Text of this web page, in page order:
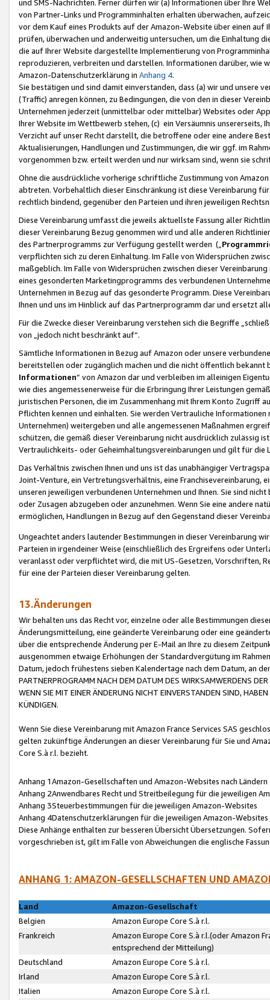
und SMS-Nachrichten. Ferner dürfen wir (a) Informationen über Ihre
von Partner-Links und Programminhalten erhalten überwachen,
vor dem Kauf eines Produkts auf der Amazon-Website über einen
prüfen, überwachen und anderweitig untersuchen, um die Einhaltung
die auf Ihrer Website dargestellte Implementierung von
reproduzieren, verbreiten und darstellen. Informationen darüber, wie
Amazon-Datenschutzerklärung in Anhang 4.
Sie bestätigen und sind damit einverstanden, dass (a) wir und
(Traffic) anregen können, zu Bedingungen, die von den in dieser
Unternehmen jederzeit (unmittelbar oder mittelbar) Websites oder
Ihrer Website im Wettbewerb stehen, (c) ein Versäumnis unsererseits,
Verzicht auf unser Recht darstellt, die betroffene oder eine andere
Aktualisierungen, Handlungen und Zustimmungen, die wir ggf. im
vorgenommen bzw. erteilt werden und nur wirksam sind, wenn sie
Ohne die ausdrückliche vorherige schriftliche Zustimmung von
abtreten. Vorbehaltlich dieser Einschränkung ist diese Vereinbarung
rechtlich bindend, gegenüber den Parteien und ihren jeweiligen
Diese Vereinbarung umfasst die jeweils aktuellste Fassung aller
dieser Vereinbarung Bezug genommen wird und alle anderen
des Partnerprogramms zur Verfügung gestellt werden („
verpflichten sich zu deren Einhaltung. Im Falle von Widersprüchen
maßgeblich. Im Falle von Widersprüchen zwischen dieser
eines gesonderten Marketingprogramms des verbundenen
Unternehmen in Bezug auf das gesonderte Programm. Diese
Ihnen und uns im Hinblick auf das Partnerprogramm dar und ersetzt
Für die Zwecke dieser Vereinbarung verstehen sich die Begriffe
von „jedoch nicht beschränkt auf“.
Sämtliche Informationen in Bezug auf Amazon oder unsere
bereitstellen oder zugänglich machen und die nicht öffentlich
Informationen“ von Amazon dar und verbleiben im alleinigen
wie dies angemessenerweise für die Erbringung Ihrer Leistungen
juristischen Personen, die im Zusammenhang mit Ihrem Konto
Pflichten kennen und einhalten. Sie werden Vertrauliche
Unternehmen) weitergeben und alle angemessenen Maßnahmen
schützen, die gemäß dieser Vereinbarung nicht ausdrücklich zulässig
Vertraulichkeits- oder Geheimhaltungsvereinbarungen und gilt für die
Das Verhältnis zwischen Ihnen und uns ist das unabhängiger
Joint-Venture, ein Vertretungsverhältnis, eine Franchisevereinbarung,
unseren jeweiligen verbundenen Unternehmen und Ihnen. Sie sind
oder Zusagen abzugeben oder anzunehmen. Wenn Sie eine andere
ermöglichen, Handlungen in Bezug auf den Gegenstand dieser
Ungeachtet anders lautender Bestimmungen in dieser Vereinbarung
Parteien in irgendeiner Weise (einschließlich des Ergreifens oder
veranlasst oder verpflichtet wird, die mit US-Gesetzen, Vorschriften,
für eine der Parteien dieser Vereinbarung gelten.
13.Änderungen
Wir behalten uns das Recht vor, einzelne oder alle Bestimmungen
Änderungsmitteilung, eine geänderte Vereinbarung oder eine
über die entsprechende Änderung per E-Mail an Ihre zu diesem
ausgenommen etwaige Erhöhungen der Standardvergütung im
Datum, jedoch frühestens sieben Kalendertage nach dem Datum, an
PARTNERPROGRAMM NACH DEM DATUM DES WIRKSAMWERDENS
WENN SIE MIT EINER ÄNDERUNG NICHT EINVERSTANDEN SIND,
KÜNDIGEN.
Wenn Sie diese Vereinbarung mit Amazon France Services SAS
gelten zukünftige Änderungen an dieser Vereinbarung für Sie und
Core S.à r.l. bezieht.
Anhang 1Amazon-Gesellschaften und Amazon-Websites nach Ländern
Anhang 2Anwendbares Recht und Streitbeilegung für die jeweiligen
Anhang 3Steuerbestimmungen für die jeweiligen Amazon-Websites
Anhang 4Datenschutzerklärungen für die jeweiligen Amazon-Websites
Diese Anhänge enthalten zur besseren Übersicht Übersetzungen.
vorgeschrieben ist, gilt im Falle von Abweichungen die englische
ANHANG 1: AMAZON-GESELLSCHAFTEN UND
Land
Amazon-Gesellschaft
Belgien
Amazon Europe Core S.à r.l.
Frankreich
Amazon Europe Core S.à r.l.(oder Amazon
entsprechend der Mitteilung)
Deutschland
Amazon Europe Core S.à r.l.
Irland
Amazon Europe Core S.à r.l.
Italien
Amazon Europe Core S.à r.l.